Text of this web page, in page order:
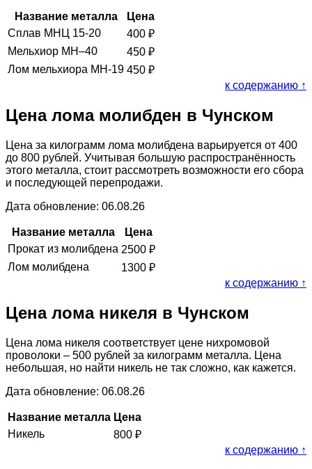
Название металла
Цена
Сплав МНЦ 15-20
400 ₽
Мельхиор МН–40
450 ₽
Лом мельхиора МН-19 450 ₽
к содержанию ↑
Цена лома молибден в Чунском
Цена за килограмм лома молибдена варьируется от 400
до 800 рублей. Учитывая большую распространённость
этого металла, стоит рассмотреть возможности его сбора
и последующей перепродажи.
Дата обновление: 06.08.26
Название металла
Цена
Прокат из молибдена 2500 ₽
Лом молибдена
1300 ₽
к содержанию ↑
Цена лома никеля в Чунском
Цена лома никеля соответствует цене нихромовой
проволоки – 500 рублей за килограмм металла. Цена
небольшая, но найти никель не так сложно, как кажется.
Дата обновление: 06.08.26
Название металла Цена
Никель
800 ₽
к содержанию ↑